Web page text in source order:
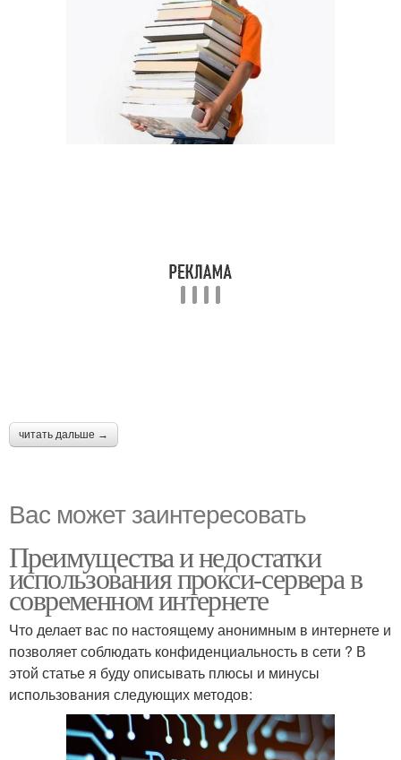
читать дальше →
Вас может заинтересовать
Преимущества и недостатки
использования прокси-сервера в
современном интернете
Что делает вас по настоящему анонимным в интернете и
позволяет соблюдать конфиденциальность в сети ? В
этой статье я буду описывать плюсы и минусы
использования следующих методов: